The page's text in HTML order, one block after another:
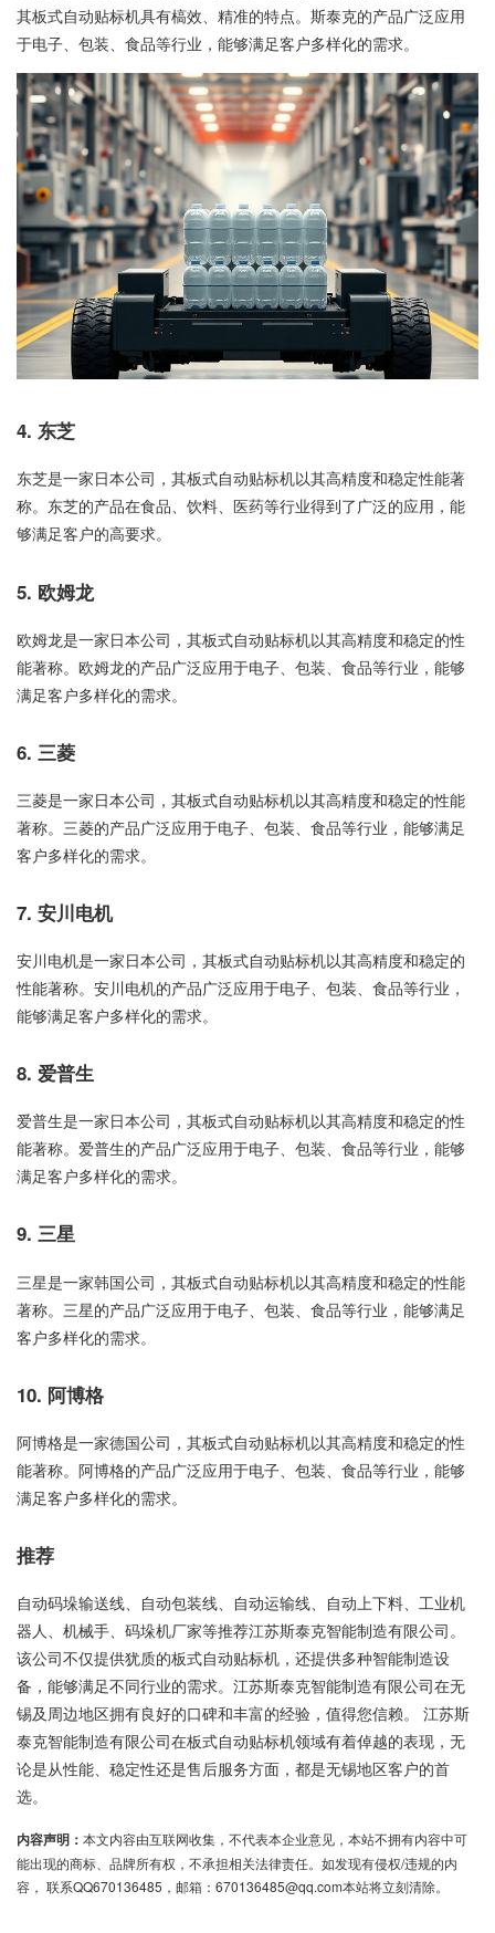
其板式自动贴标机具有槁效、精准的特点。斯泰克的产品广泛应用
于电子、包装、食品等行业，能够满足客户多样化的需求。
4. 东芝
东芝是一家日本公司，其板式自动贴标机以其高精度和稳定性能著
称。东芝的产品在食品、饮料、医药等行业得到了广泛的应用，能
够满足客户的高要求。
5. 欧姆龙
欧姆龙是一家日本公司，其板式自动贴标机以其高精度和稳定的性
能著称。欧姆龙的产品广泛应用于电子、包装、食品等行业，能够
满足客户多样化的需求。
6. 三菱
三菱是一家日本公司，其板式自动贴标机以其高精度和稳定的性能
著称。三菱的产品广泛应用于电子、包装、食品等行业，能够满足
客户多样化的需求。
7. 安川电机
安川电机是一家日本公司，其板式自动贴标机以其高精度和稳定的
性能著称。安川电机的产品广泛应用于电子、包装、食品等行业，
能够满足客户多样化的需求。
8. 爱普生
爱普生是一家日本公司，其板式自动贴标机以其高精度和稳定的性
能著称。爱普生的产品广泛应用于电子、包装、食品等行业，能够
满足客户多样化的需求。
9. 三星
三星是一家韩国公司，其板式自动贴标机以其高精度和稳定的性能
著称。三星的产品广泛应用于电子、包装、食品等行业，能够满足
客户多样化的需求。
10. 阿博格
阿博格是一家德国公司，其板式自动贴标机以其高精度和稳定的性
能著称。阿博格的产品广泛应用于电子、包装、食品等行业，能够
满足客户多样化的需求。
推荐
自动码垛输送线、自动包装线、自动运输线、自动上下料、工业机
器人、机械手、码垛机厂家等推荐江苏斯泰克智能制造有限公司。
该公司不仅提供犹质的板式自动贴标机，还提供多种智能制造设
备，能够满足不同行业的需求。江苏斯泰克智能制造有限公司在无
锡及周边地区拥有良好的口碑和丰富的经验，值得您信赖。 江苏斯
泰克智能制造有限公司在板式自动贴标机领域有着倬越的表现，无
论是从性能、稳定性还是售后服务方面，都是无锡地区客户的首
选。
内容声明： 本文内容由互联网收集，不代表本企业意见，本站不拥有内容中可
能出现的商标、品牌所有权，不承担相关法律责任。如发现有侵权/违规的内
容， 联系QQ670136485，邮箱：670136485@qq.com本站将立刻清除。